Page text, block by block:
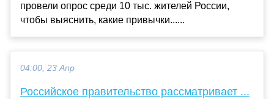
провели опрос среди 10 тыс. жителей России,
чтобы выяснить, какие привычки......
04:00, 23 Апр
Российское правительство рассматривает ...